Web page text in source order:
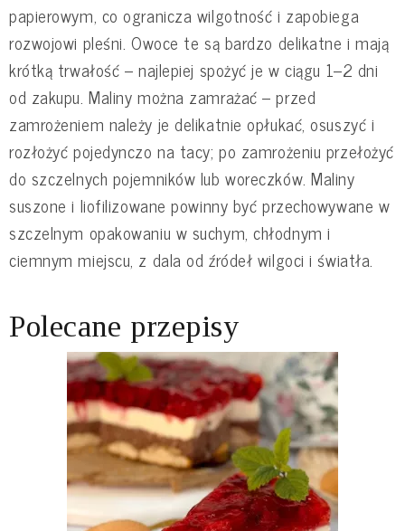
papierowym, co ogranicza wilgotność i zapobiega
rozwojowi pleśni. Owoce te są bardzo delikatne i mają
krótką trwałość – najlepiej spożyć je w ciągu 1–2 dni
od zakupu. Maliny można zamrażać – przed
zamrożeniem należy je delikatnie opłukać, osuszyć i
rozłożyć pojedynczo na tacy; po zamrożeniu przełożyć
do szczelnych pojemników lub woreczków. Maliny
suszone i liofilizowane powinny być przechowywane w
szczelnym opakowaniu w suchym, chłodnym i
ciemnym miejscu, z dala od źródeł wilgoci i światła.
Polecane przepisy